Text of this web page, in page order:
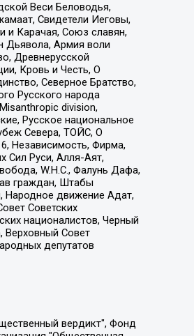
Веси Беловодья,
Свидетели Иеговы,
и Карачая, Союз славян,
Дьявола, Армия воли
Древнерусской
Кровь и Честь, О
Северное Братство,
Русского народа
division,
Русское национальное
Севера, ТОЙС, О
Независимость, Фирма,
Сил Руси, Алля-Аят,
W.H.С., Фалунь Дафа,
граждан, Штабы
Народное движение Адат,
Советских
националистов, Черный
Верховный Совет
депутатов
Владимирович, Шаинян Карен Багратович, Шульман Екатерина Михайловна, Асафьев Артур Валерьевич, Вахштайн Виктор Семенович, Венедиктов Алексей Алексеевич, Лушникова Екатерина Евгеньевна, Волков Леонид Михайлович, Невзоров Александр Глебович, Пархоменко Сергей Борисович, Сироткин Ярослав Николаевич, Кара-Мурза Владимир Владимирович, Баранова Наталья Владимировна, Гозман Леонид Яковлевич, Кагарлицкий Борис Юльевич, Климарев Михаил Валерьевич, Милов Владимир Станиславович, Автономная некоммерческая организация Краснодарский центр современного искусства "Типография", Моргенштерн Алишер Тагирович, Соболь Любовь Эдуардовна, Общество с ограниченной ответственностью "ЛИЗА НОРМ", Каспаров Гарри Кимович, Ходорковский Михаил Борисович, Общество с ограниченной ответственностью "Апрельские тезисы", Данилович Ирина Брониславовна, Кашин Олег Владимирович, Петров Николай Владимирович, Пивоваров Алексей Владимирович, Соколов Михаил Владимирович, Цветкова Юлия Владимировна, Чичваркин Евгений Александрович, Комитет против пыток/Команда против пыток, Общество с ограниченной ответственностью "Первый научный", Общество с ограниченной ответственностью "Вертолет и ко", Белоцерковская Вероника Борисовна, Кац Максим Евгеньевич, Лазарева Татьяна Юрьевна, Шаведдинов Руслан Табризович, Яшин Илья Валерьевич, Общество с ограниченной ответственностью "Иноагент ААВ", Алешковский Дмитрий Петрович, Альбац Евгения Марковна, Быков Дмитрий Львович, Галямина Юлия Евгеньевна, Лойко Сергей Леонидович, Мартынов Кирилл Константинович, Медведев Сергей Александрович, Крашенинников Федор Геннадиевич, Гордеева Катерина Вл